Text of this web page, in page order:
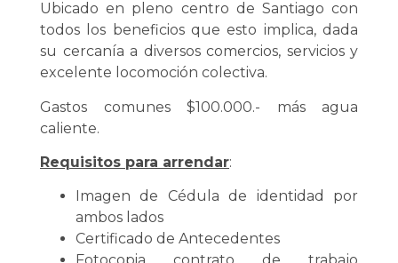
Ubicado en pleno centro de Santiago con
todos los beneficios que esto implica, dada
su cercanía a diversos comercios, servicios y
excelente locomoción colectiva.
Gastos comunes $100.000.- más agua
caliente.
Requisitos para arrendar:
Imagen de Cédula de identidad por
ambos lados
Certificado de Antecedentes